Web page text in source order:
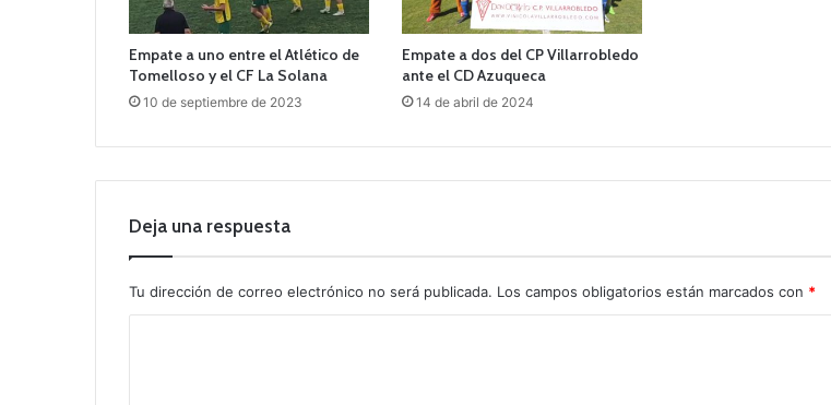
Empate a uno entre el Atlético de
Tomelloso y el CF La Solana
10 de septiembre de 2023
Empate a dos del CP Villarrobledo
ante el CD Azuqueca
14 de abril de 2024
Deja una respuesta
Tu dirección de correo electrónico no será publicada. Los campos obligatorios están marcados con *